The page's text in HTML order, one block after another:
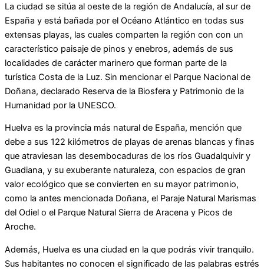
La ciudad se sitúa al oeste de la región de Andalucía, al sur de
España y está bañada por el Océano Atlántico en todas sus
extensas playas, las cuales comparten la región con con un
característico paisaje de pinos y enebros, además de sus
localidades de carácter marinero que forman parte de la
turística Costa de la Luz. Sin mencionar el Parque Nacional de
Doñana, declarado Reserva de la Biosfera y Patrimonio de la
Humanidad por la UNESCO.
Huelva es la provincia más natural de España, mención que
debe a sus 122 kilómetros de playas de arenas blancas y finas
que atraviesan las desembocaduras de los ríos Guadalquivir y
Guadiana, y su exuberante naturaleza, con espacios de gran
valor ecológico que se convierten en su mayor patrimonio,
como la antes mencionada Doñana, el Paraje Natural Marismas
del Odiel o el Parque Natural Sierra de Aracena y Picos de
Aroche.
Además, Huelva es una ciudad en la que podrás vivir tranquilo.
Sus habitantes no conocen el significado de las palabras estrés